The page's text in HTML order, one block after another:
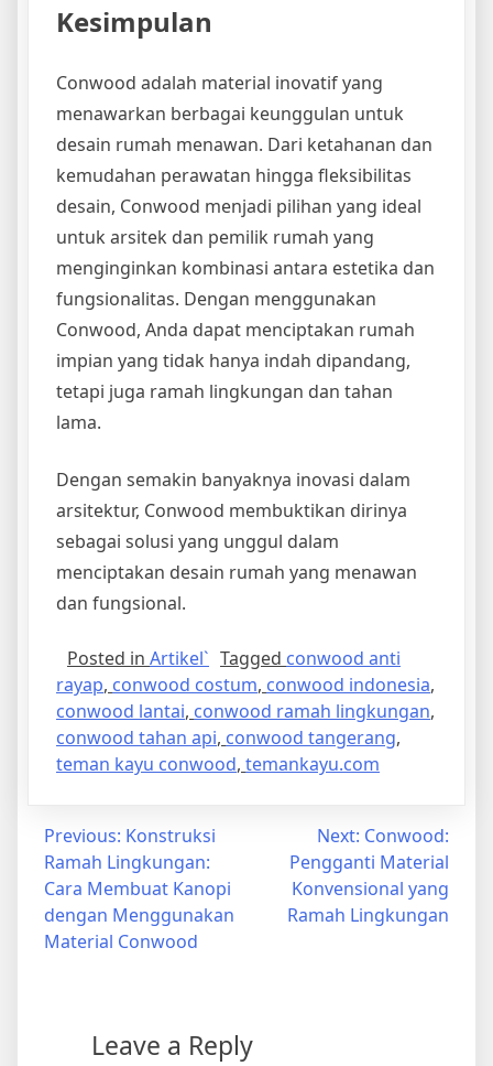
Kesimpulan
Conwood adalah material inovatif yang
menawarkan berbagai keunggulan untuk
desain rumah menawan. Dari ketahanan dan
kemudahan perawatan hingga fleksibilitas
desain, Conwood menjadi pilihan yang ideal
untuk arsitek dan pemilik rumah yang
menginginkan kombinasi antara estetika dan
fungsionalitas. Dengan menggunakan
Conwood, Anda dapat menciptakan rumah
impian yang tidak hanya indah dipandang,
tetapi juga ramah lingkungan dan tahan
lama.
Dengan semakin banyaknya inovasi dalam
arsitektur, Conwood membuktikan dirinya
sebagai solusi yang unggul dalam
menciptakan desain rumah yang menawan
dan fungsional.
Posted in Artikel` Tagged conwood anti
rayap, conwood costum, conwood indonesia,
conwood lantai, conwood ramah lingkungan,
conwood tahan api, conwood tangerang,
teman kayu conwood, temankayu.com
Post
navigation
Previous: Konstruksi
Ramah Lingkungan:
Cara Membuat Kanopi
dengan Menggunakan
Material Conwood
Next: Conwood:
Pengganti Material
Konvensional yang
Ramah Lingkungan
Leave a Reply